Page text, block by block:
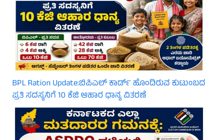
BPL Ration Update:ಬಿಪಿಎಲ್‌ ಕಾರ್ಡ್ ಹೊಂದಿರುವ ಕುಟುಂಬದ
ಪ್ರತಿ ಸದಸ್ಯನಿಗೆ 10 ಕೆಜಿ ಆಹಾರ ಧಾನ್ಯ ವಿತರಣೆ